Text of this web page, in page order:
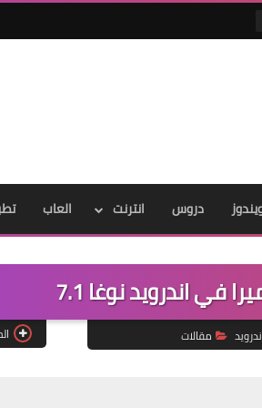
دروس انترنت العاب
في اندرويد نوغا 7.1
مقالات